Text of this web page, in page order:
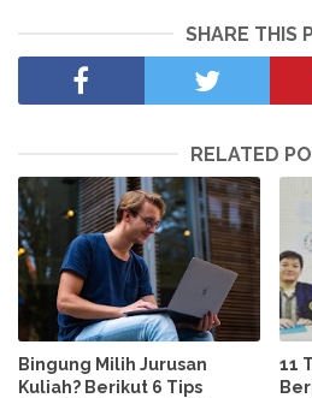
SHARE THIS
RELATED
Bingung Milih Jurusan
Kuliah? Berikut 6 Tips
11